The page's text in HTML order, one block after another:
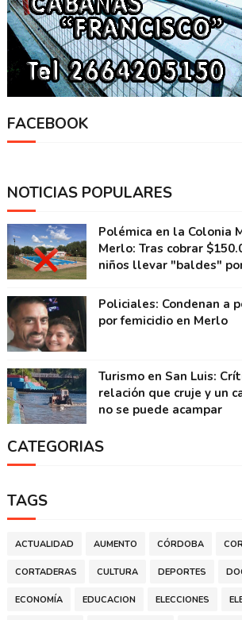
FACEBOOK
NOTICIAS POPULARES
Polémica en la Colonia
Merlo: Tras cobrar
niños llevar "baldes"
Policiales: Condenan a
por femicidio en Merlo
Turismo en San Luis:
relación que cruje y un
no se puede acampar
CATEGORIAS
TAGS
ACTUALIDAD AUMENTO CÓRDOBA
CORTADERAS CULTURA DEPORTES
ECONOMÍA EDUCACION ELECCIONES